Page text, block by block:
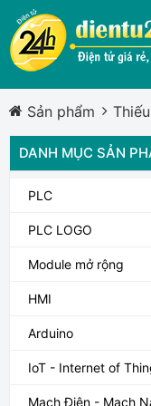
Sản phẩm
DANH MỤC SẢN
PLC
PLC LOGO
Module mở rộng
HMI
Arduino
IoT - Internet of
Mạch Điện - Mạch